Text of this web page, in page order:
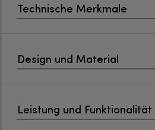
Technische Merkmale
Design und Material
Leistung und Funktionalität